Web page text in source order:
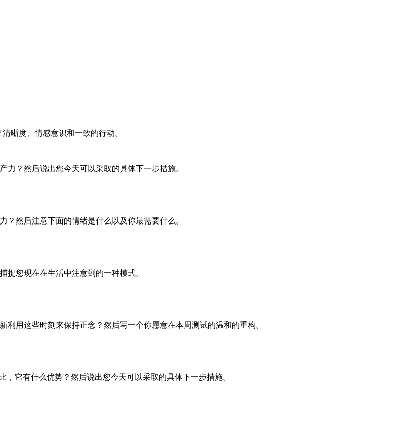
晰度、情感意识和一致的行动。
？然后说出您今天可以采取的具体下一步措施。
然后注意下面的情绪是什么以及你最需要什么。
捉您现在在生活中注意到的一种模式。
用这些时刻来保持正念？然后写一个你愿意在本周测试的温和的重构。
它有什么优势？然后说出您今天可以采取的具体下一步措施。